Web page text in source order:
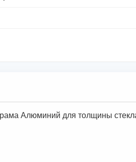
рама Алюминий для толщины